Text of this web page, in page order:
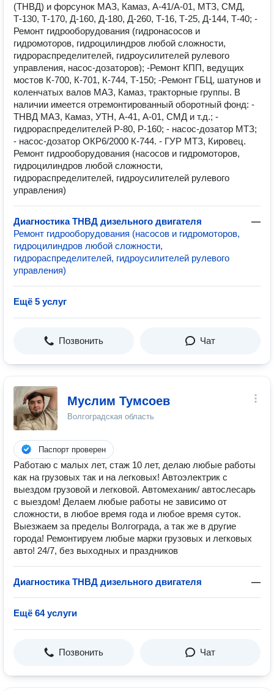
(ТНВД) и форсунок МАЗ, Камаз, А-41/А-01, МТЗ, СМД,
Т-130, Т-170, Д-160, Д-180, Д-260, Т-16, Т-25, Д-144, Т-40; -
Ремонт гидрооборудования (гидронасосов и
гидромоторов, гидроцилиндров любой сложности,
гидрораспределителей, гидроусилителей рулевого
управления, насос-дозаторов); -Ремонт КПП, ведущих
мостов К-700, К-701, К-744, Т-150; -Ремонт ГБЦ, шатунов и
коленчатых валов МАЗ, Камаз, тракторные группы. В
наличии имеется отремонтированный оборотный фонд: -
ТНВД МАЗ, Камаз, УТН, А-41, А-01, СМД и т.д.; -
гидрораспределителей Р-80, Р-160; - насос-дозатор МТЗ;
- насос-дозатор ОКР6/2000 К-744. - ГУР МТЗ, Кировец.
Ремонт гидрооборудования (насосов и гидромоторов,
гидроцилиндров любой сложности,
гидрораспределителей, гидроусилителей рулевого
управления)
Диагностика ТНВД дизельного двигателя
—
Ремонт гидрооборудования (насосов и гидромоторов,
гидроцилиндров любой сложности,
гидрораспределителей, гидроусилителей рулевого
управления)
Ещё 5 услуг
Позвонить Чат
Муслим Тумсоев
Волгоградская область
Паспорт проверен
Работаю с малых лет, стаж 10 лет, делаю любые работы
как на грузовых так и на легковых! Автоэлектрик с
выездом грузовой и легковой. Автомеханик/ автослесарь
с выездом! Делаем любые работы не зависимо от
сложности, в любое время года и любое время суток.
Выезжаем за пределы Волгограда, а так же в другие
города! Ремонтируем любые марки грузовых и легковых
авто! 24/7, без выходных и праздников
Диагностика ТНВД дизельного двигателя —
Ещё 64 услуги
Позвонить Чат